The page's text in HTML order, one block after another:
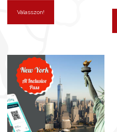
Válasszon!